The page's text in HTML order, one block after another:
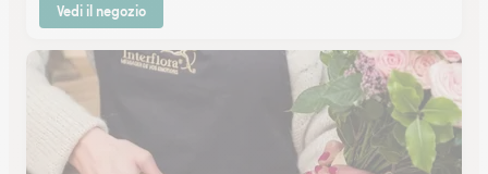
Vedi il negozio